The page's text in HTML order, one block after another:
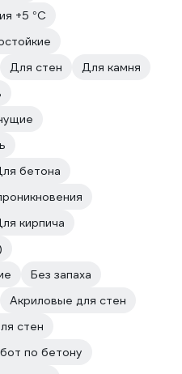
+5 °С
Для стен
Для камня
бетона
кирпича
Без запаха
Акриловые для стен
стен
по бетону